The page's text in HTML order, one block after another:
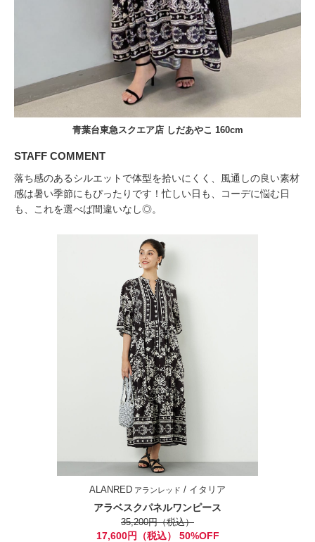
青葉台東急スクエア店 しだあやこ 160cm
STAFF COMMENT
落ち感のあるシルエットで体型を拾いにくく、風通しの良い素材
感は暑い季節にもぴったりです！忙しい日も、コーデに悩む日
も、これを選べば間違いなし◎。
ALANRED アランレッド / イタリア
アラベスクパネルワンピース
35,200円（税込）
17,600円（税込） 50%OFF